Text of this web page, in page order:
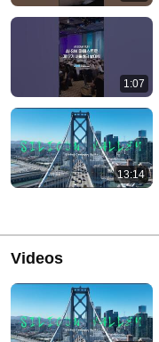
1:07
13:14
Videos